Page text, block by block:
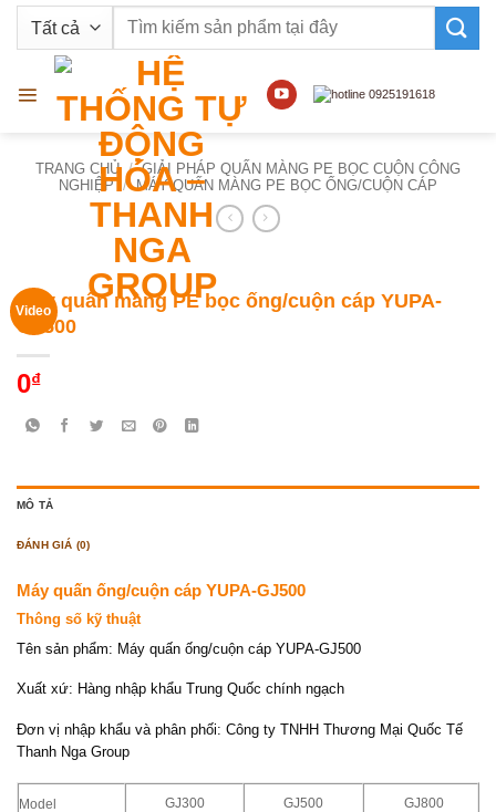
nội
Tìm
TRANG CHỦ / GIẢI PHÁP QUẤN MÀNG PE BỌC CUỘN CÔNG
NGHIỆP / MÁY QUẤN MÀNG PE BỌC ỐNG/CUỘN CÁP
Video
Máy quấn màng PE bọc ống/cuộn cáp YUPA-
GJ500
0₫
MÔ TẢ
ĐÁNH GIÁ (0)
Máy quấn ống/cuộn cáp YUPA-GJ500
Thông số kỹ thuật
Tên sản phẩm: Máy quấn ống/cuộn cáp YUPA-GJ500
Xuất xứ: Hàng nhập khẩu Trung Quốc chính ngạch
Đơn vị nhập khẩu và phân phối: Công ty TNHH Thương Mại Quốc Tế
Thanh Nga Group
Model GJ300 GJ500 GJ800